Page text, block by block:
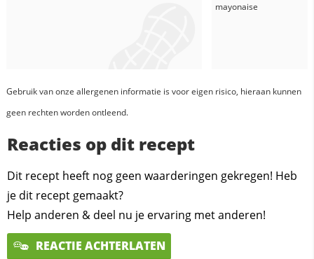
mayonaise
Gebruik van onze allergenen informatie is voor eigen risico, hieraan kunnen
geen rechten worden ontleend.
Reacties op dit recept
Dit recept heeft nog geen waarderingen gekregen! Heb
je dit recept gemaakt?
Help anderen & deel nu je ervaring met anderen!
REACTIE ACHTERLATEN